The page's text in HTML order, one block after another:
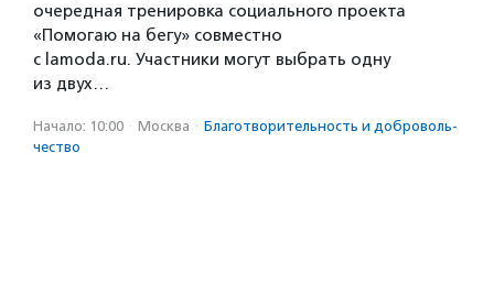
очередная тренировка социального проекта
«Помогаю на бегу» совместно
с lamoda.ru. Участники могут выбрать одну
из двух…
Начало: 10:00 · Москва · Благотвори­тель­ность и доброволь­
чест­во